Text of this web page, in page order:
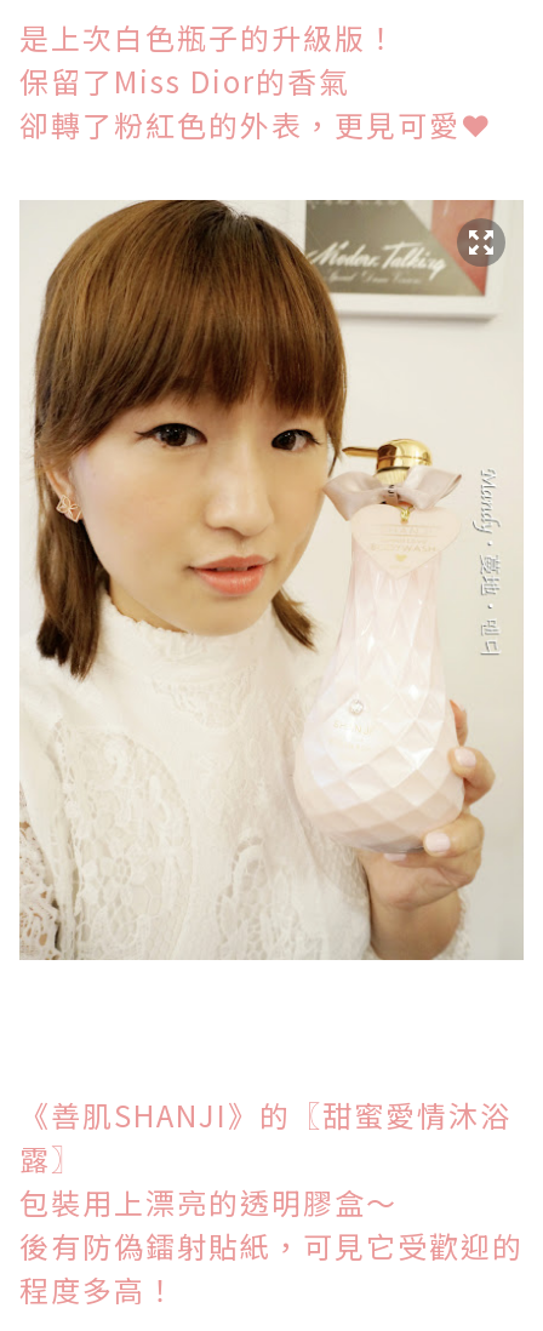
是上次白色瓶子的升級版！
保留了Miss Dior的香氣
卻轉了粉紅色的外表，更見可愛❤
《善肌SHANJI》的〖甜蜜愛情沐浴
露〗
包裝用上漂亮的透明膠盒～
後有防偽鐳射貼紙，可見它受歡迎的
程度多高！